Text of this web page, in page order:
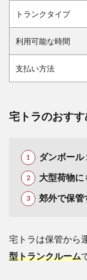
トランクタイプ
利用可能な時間
支払い方法
宅トラのおすす
ダンボール
大型荷物に
郊外で保管
宅トラは保管から
型トランクルーム